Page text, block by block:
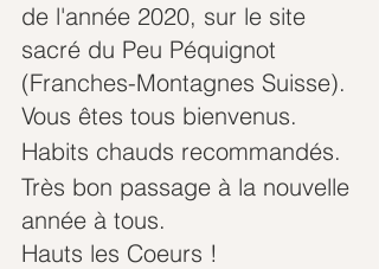
de l'année 2020, sur le site
sacré du Peu Péquignot
(Franches-Montagnes Suisse).
Vous êtes tous bienvenus.
Habits chauds recommandés.
Très bon passage à la nouvelle
année à tous.
Hauts les Coeurs !